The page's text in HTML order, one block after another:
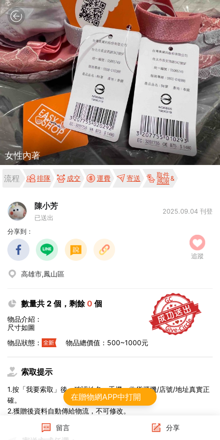
女性內著
流程 排隊 成交 運費 寄送
取件
感謝
陳小芳
已送出
2025.09.04 刊登
分享到：
追蹤
高雄市,鳳山區
數量共 2 個，剩餘0 個
物品介紹：
尺寸如圖
物品狀態：
物品總價值：500~1000元
索取提示
1.按「我要索取」後，確認姓名、手機、收貨櫃機/店號/地址真實正
確。
2.獲贈後資料自動傳給物流，不可修改。
留言 分享
在贈物網APP中打開